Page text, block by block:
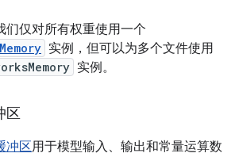
们仅对所有权重使用一个
实例，但可以为多个文件使用
实例。
区
冲区用于模型输入、输出和常量运算数